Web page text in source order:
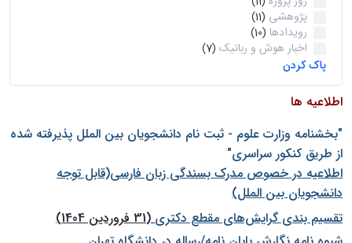
پژوهشی (11)
رویدادها (10)
اخبار هوش و رباتیک (7)
پاک کردن
اطلاعیه ها
"بخشنامه وزارت علوم - ثبت نام دانشجويان بين الملل پذيرفته شده
از طريق كنكور سراسری"
اطلاعیه در خصوص مدرک بسندگی زبان فارسی(قابل توجه
دانشجویان بین الملل)
تقسیم بندی گرایش‌های مقطع دکتری(31 فروردین 1404)